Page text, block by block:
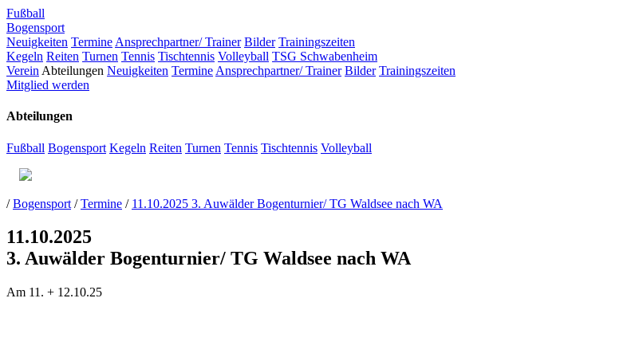
Fußball
Bogensport
Neuigkeiten Termine Ansprechpartner/ Trainer Bilder Trainingszeiten
Kegeln Reiten Turnen Tennis Tischtennis Volleyball TSG Schwabenheim
Verein Abteilungen Neuigkeiten Termine Ansprechpartner/ Trainer Bilder Trainingszeiten
Mitglied werden
Abteilungen
Fußball Bogensport Kegeln Reiten Turnen Tennis Tischtennis Volleyball
/ Bogensport / Termine / 11.10.2025 3. Auwälder Bogenturnier/ TG Waldsee nach WA
11.10.2025
3. Auwälder Bogenturnier/ TG Waldsee nach WA
Am 11. + 12.10.25